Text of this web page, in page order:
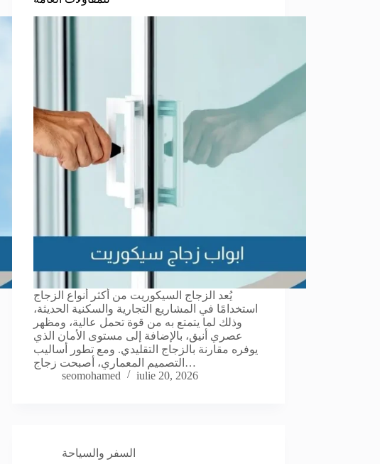
يُعد الزجاج السيكوريت من أكثر أنواع الزجاج
استخدامًا في المشاريع التجارية والسكنية الحديثة،
وذلك لما يتمتع به من قوة تحمل عالية، ومظهر
عصري أنيق، بالإضافة إلى مستوى الأمان الذي
يوفره مقارنة بالزجاج التقليدي. ومع تطور أساليب
التصميم المعماري، أصبحت زجاج…
seomohamed
iulie 20, 2026
السفر والسياحة